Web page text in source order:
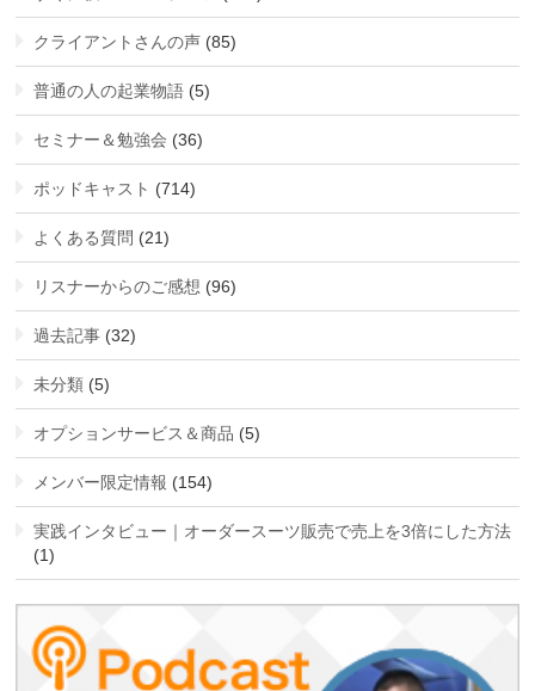
クライアントさんの声 (85)
普通の人の起業物語 (5)
セミナー＆勉強会 (36)
ポッドキャスト (714)
よくある質問 (21)
リスナーからのご感想 (96)
過去記事 (32)
未分類 (5)
オプションサービス＆商品 (5)
メンバー限定情報 (154)
実践インタビュー｜オーダースーツ販売で売上を3倍にした方法
(1)